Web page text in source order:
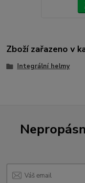
Zboží zařazeno v
Integrální helmy